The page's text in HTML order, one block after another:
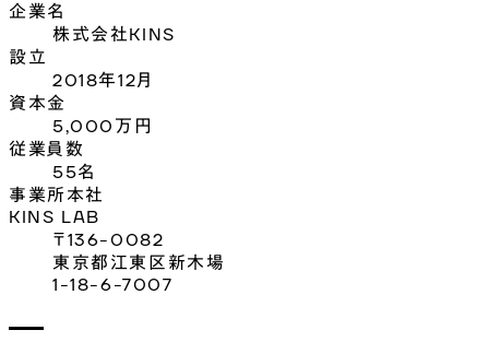
企業名
株式会社KINS
設立
2018年12月
資本金
5,000万円
従業員数
55名
事業所本社
KINS LAB
〒136-0082
東京都江東区新木場
1-18-6-7007